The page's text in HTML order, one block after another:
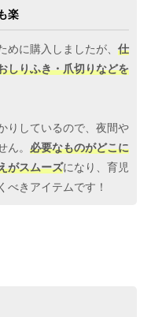
楽
に購入しましたが、 仕
しりふき・爪切りなどを
りしているので、夜間や
。 必要なものがどこに
がスムーズになり、育児
べきアイテムです！